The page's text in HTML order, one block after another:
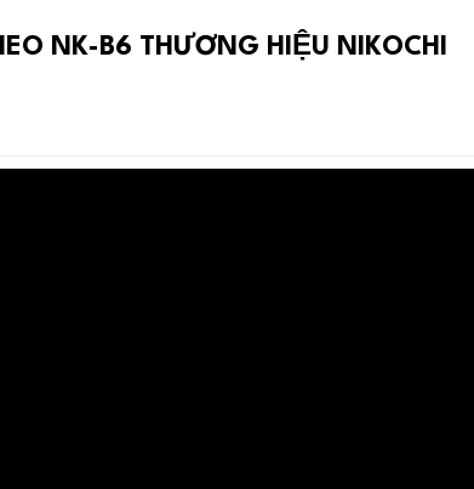
NK-B6 THƯƠNG HIỆU NIKOCHI